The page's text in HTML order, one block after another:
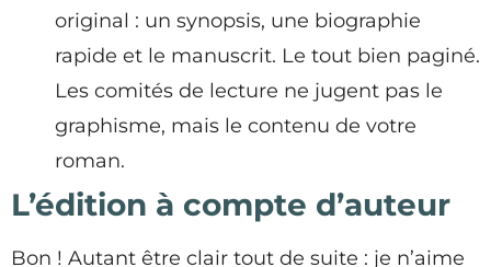
original : un synopsis, une biographie
rapide et le manuscrit. Le tout bien paginé.
Les comités de lecture ne jugent pas le
graphisme, mais le contenu de votre
roman.
L’édition à compte d’auteur
Bon ! Autant être clair tout de suite : je n’aime